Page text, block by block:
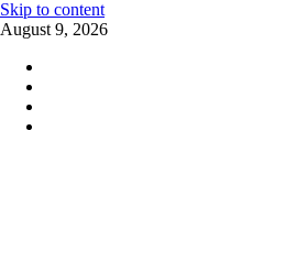
Skip to content
August 9, 2026